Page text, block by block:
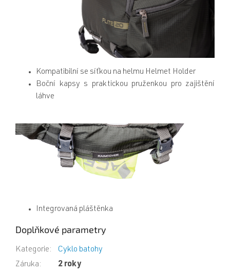
Kompatibilní se síťkou na helmu Helmet Holder
Boční kapsy s praktickou pruženkou pro zajištění
láhve
Integrovaná pláštěnka
Doplňkové parametry
Kategorie:
Cyklo batohy
Záruka:
2 roky